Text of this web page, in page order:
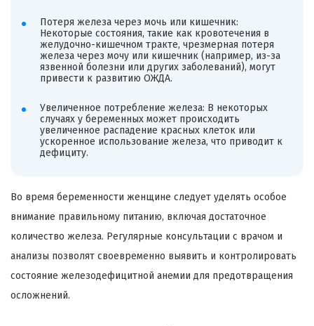
Потеря железа через мочь или кишечник:
Некоторые состояния, такие как кровотечения в
желудочно-кишечном тракте, чрезмерная потеря
железа через мочу или кишечник (например, из-за
язвенной болезни или других заболеваний), могут
привести к развитию ОЖДА.
Увеличенное потребление железа: В некоторых
случаях у беременных может происходить
увеличенное распадение красных клеток или
ускоренное использование железа, что приводит к
дефициту.
Во время беременности женщине следует уделять особое
внимание правильному питанию, включая достаточное
количество железа. Регулярные консультации с врачом и
анализы позволят своевременно выявить и контролировать
состояние железодефицитной анемии для предотвращения
осложнений.